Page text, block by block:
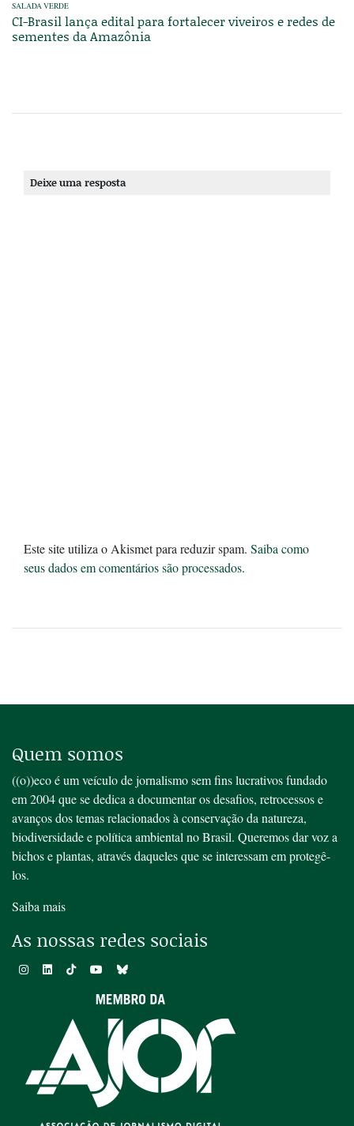
SALADA VERDE
CI-Brasil lança edital para fortalecer viveiros e redes de
sementes da Amazônia
Deixe uma resposta
Este site utiliza o Akismet para reduzir spam. Saiba como
seus dados em comentários são processados.
Quem somos
((o))eco é um veículo de jornalismo sem fins lucrativos fundado
em 2004 que se dedica a documentar os desafios, retrocessos e
avanços dos temas relacionados à conservação da natureza,
biodiversidade e política ambiental no Brasil. Queremos dar voz a
bichos e plantas, através daqueles que se interessam em protegê-
los.
Saiba mais
As nossas redes sociais